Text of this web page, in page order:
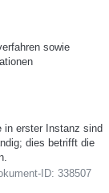
sowie
in erster Instanz sind
dies betrifft die
ID: 338507